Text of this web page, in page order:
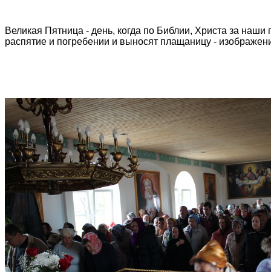
Великая Пятница - день, когда по Библии, Христа за
распятие и погребении и выносят плащаницу -